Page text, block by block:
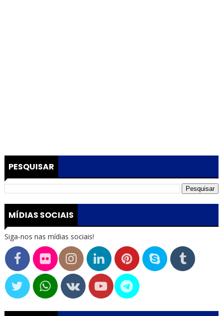
PESQUISAR
MÍDIAS SOCIAIS
Siga-nos nas mídias sociais!